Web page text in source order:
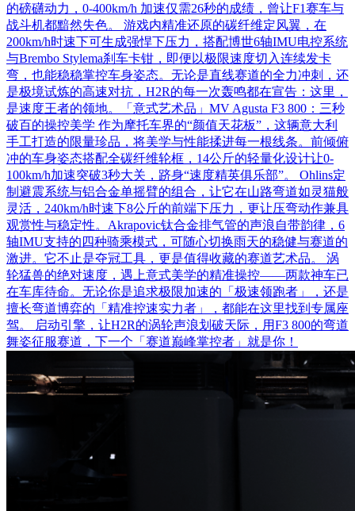
的磅礴动力，0-400km/h 加速仅需26秒的成绩，曾让F1赛车与
战斗机都黯然失色。 游戏内精准还原的碳纤维定风翼，在
200km/h时速下可生成强悍下压力，搭配博世6轴IMU电控系统
与Brembo Stylema刹车卡钳，即便以极限速度切入连续发卡
弯，也能稳稳掌控车身姿态。​ 无论是直线赛道的全力冲刺，还
是极境试炼的高速对抗，H2R的每一次轰鸣都在宣告：这里，
是速度王者的领地。​ 「意式艺术品」MV Agusta F3 800：三秒
破百的操控美学 作为摩托车界的“颜值天花板”，这辆意大利
手工打造的限量珍品，将美学与性能揉进每一根线条。前倾俯
冲的车身姿态搭配全碳纤维轮框，14公斤的轻量化设计让0-
100km/h加速突破3秒大关，跻身“速度精英俱乐部”。 Ohlins定
制避震系统与铝合金单摇臂的组合，让它在山路弯道如灵猫般
灵活，240km/h时速下8公斤的前端下压力，更让压弯动作兼具
观赏性与稳定性。​Akrapovic钛合金排气管的声浪自带韵律，6
轴IMU支持的四种骑乘模式，可随心切换雨天的稳健与赛道的
激进。它不止是夺冠工具，更是值得收藏的赛道艺术品。​ 涡
轮猛兽的绝对速度，遇上意式美学的精准操控——两款神车已
在车库待命。无论你是追求极限加速的「极速领跑者」，还是
擅长弯道博弈的「精准控速实力者」，都能在这里找到专属座
驾。​ 启动引擎，让H2R的涡轮声浪划破天际，用F3 800的弯道
舞姿征服赛道，下一个「赛道巅峰掌控者」就是你！